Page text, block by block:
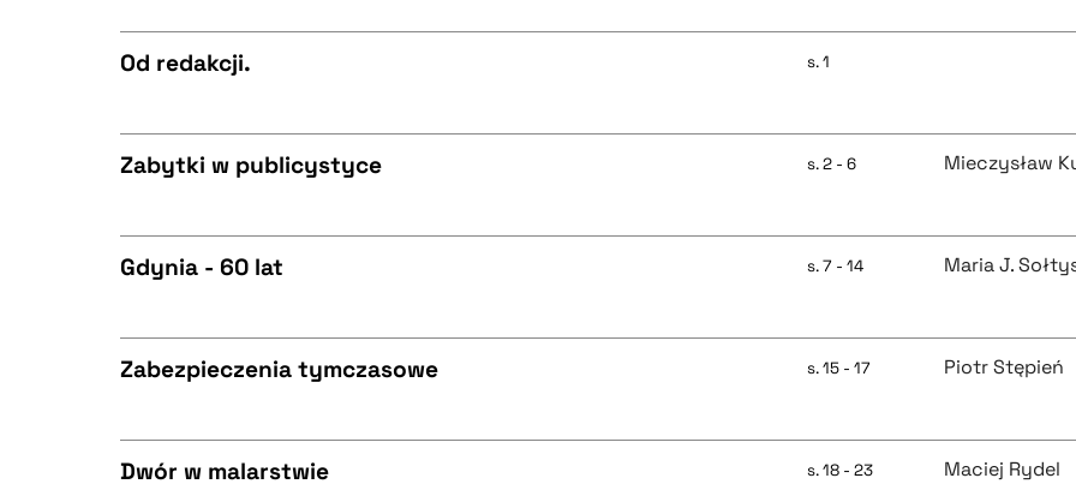
BIBTEX
Od redakcji. s. 1
BIBTEX
Zabytki w publicystyce s. 2 - 6 Mieczysław
BIBTEX
Gdynia - 60 lat s. 7 - 14 Maria J.
Zabezpieczenia tymczasowe s. 15 - 17 Piotr Stępień
Dwór w malarstwie s. 18 - 23 Maciej Rydel